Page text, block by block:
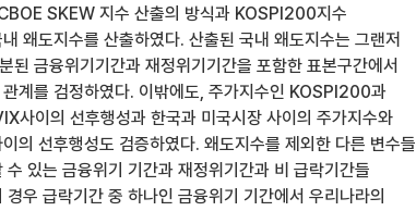
SKEW 지수 산출의 방식과 KOSPI200지수
왜도지수를 산출하였다. 산출된 국내 왜도지수는 그랜저
된 금융위기기간과 재정위기기간을 포함한 표본구간에서
계를 검정하였다. 이밖에도, 주가지수인 KOSPI200과
사이의 선후행성과 한국과 미국시장 사이의 주가지수와
의 선후행성도 검증하였다. 왜도지수를 제외한 다른 변수들
있는 금융위기 기간과 재정위기간과 비 급락기간들
우 급락기간 중 하나인 금융위기 기간에서 우리나라의